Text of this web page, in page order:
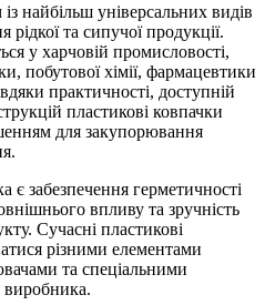
найбільш універсальних видів
та сипучої продукції.
у харчовій промисловості,
побутової хімії, фармацевтики
практичності, доступній
пластикові ковпачки
для закупорювання
забезпечення герметичності
впливу та зручність
Сучасні пластикові
різними елементами
та спеціальними
виробника.